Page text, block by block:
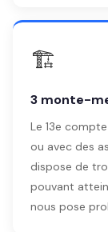
🏗️
3 monte-
Le 13e
ou avec des
dispose de
pouvant
nous pose